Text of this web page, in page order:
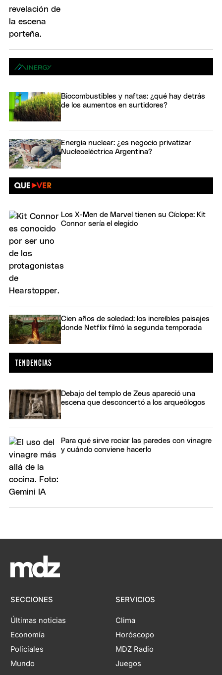
Biocombustibles y naftas: ¿qué hay detrás
de los aumentos en surtidores?
Energía nuclear: ¿es negocio privatizar
Nucleoeléctrica Argentina?
Los X-Men de Marvel tienen su Cíclope: Kit
Connor sería el elegido
Cien años de soledad: los increíbles paisajes
donde Netflix filmó la segunda temporada
Debajo del templo de Zeus apareció una
escena que desconcertó a los arqueólogos
Para qué sirve rociar las paredes con vinagre
y cuándo conviene hacerlo
SECCIONES
Últimas noticias
Economía
Policiales
Mundo
SERVICIOS
Clima
Horóscopo
MDZ Radio
Juegos